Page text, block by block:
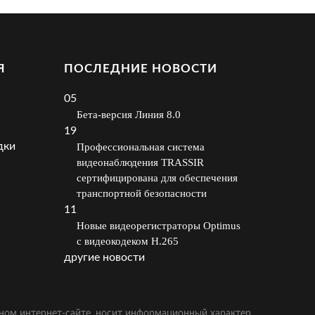
ПОСЛЕДНИЕ НОВОСТИ
05
Бета-версия Линия 8.0
19
Профессиональная система
видеонаблюдения TRASSIR
сертифицирована для обеспечения
транспортной безопасности
11
Новые видеорегистраторы Optimus
с видеокодеком H.265
другие новости